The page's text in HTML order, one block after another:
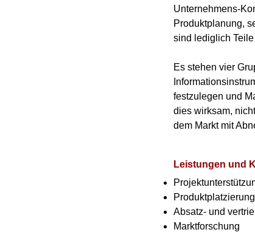
Unternehmens-
Produktplanung,
sind lediglich
Es stehen vier
festzulegen und
dies wirksam,
dem Markt mit
Leistungen und
Absatz- und
Marktforschung